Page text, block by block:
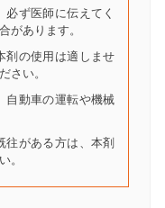
ず医師に伝えてく
があります。
剤の使用は適しませ
さい。
自動車の運転や機械
往がある方は、本剤
。